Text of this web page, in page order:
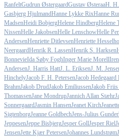
RanfeltGudrun ØstergaardGustav ØsteraaH.
Gasbjerg HjulmandHanne Lykke RixHanne
MadsenHeidi BobjergHelene HindbergHelene
NissenHelle JakobsenHelle LenschowHelle
AndersenHenriette DitlevsenHenriette
NeergaardHenrik R. LassenHenrik S. Harksen
BonnevieIda Søby FoghInger Marie Morell
AndersenJ. Harris HattJ. L. EriksenJ. M.
HinchelyJacob F. H. PetersenJacob Hedegaard
BrahmJakob DrudJakob EmiliussenJakob
ThomassenJane MondrupJannich Allan Stæhr
SonnergaardJasmin HansenJeanet Kirch
SigtenborgJeanne GoldbechJens-Julius
JeppesenJeppe BisbjergJesper GollJesper Riel
JensenJette Kjær PetersenJohannes Lundstrøm